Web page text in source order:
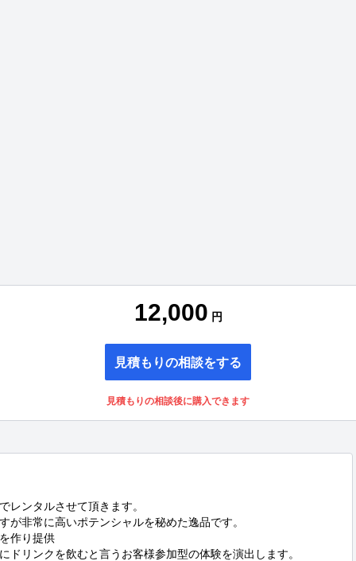
12,000 円
見積もりの相談をする
見積もりの相談後に購入できます
レンタルさせて頂きます。
が非常に高いポテンシャルを秘めた逸品です。
作り提供
ドリンクを飲むと言うお客様参加型の体験を演出します。